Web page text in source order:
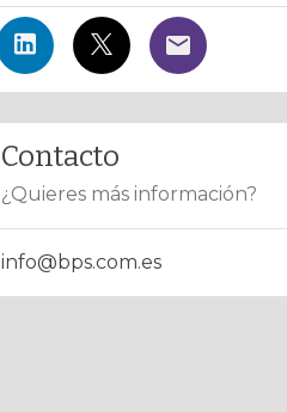
Contacto
¿Quieres más información?
info@bps.com.es